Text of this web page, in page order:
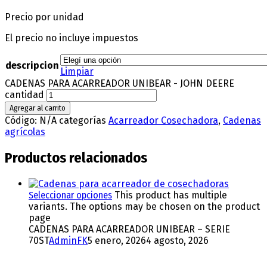
Precio por unidad
El precio no incluye impuestos
descripcion
Limpiar
CADENAS PARA ACARREADOR UNIBEAR - JOHN DEERE
cantidad
Agregar al carrito
Código: N/A categorías Acarreador Cosechadora, Cadenas
agrícolas
Productos relacionados
Seleccionar opciones This product has multiple
variants. The options may be chosen on the product
page
CADENAS PARA ACARREADOR UNIBEAR – SERIE
70STAdminFK5 enero, 20264 agosto, 2026